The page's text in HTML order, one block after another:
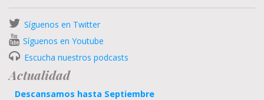
Síguenos en Twitter
Síguenos en Youtube
Escucha nuestros podcasts
Actualidad
Descansamos hasta Septiembre